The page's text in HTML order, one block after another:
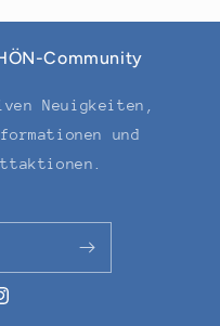
Community
Neuigkeiten,
und